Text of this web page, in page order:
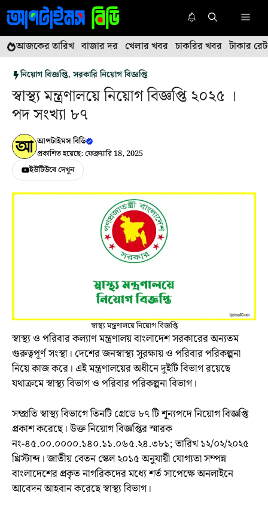
এড়িেয়
লেখায়
যান
মেনু
আজকের তারিখ বাজার দর খেলার খবর চাকরির খবর টাকার রেট
নিয়োগ বিজ্ঞপ্তি,সরকারি নিয়োগ বিজ্ঞপ্তি
স্বাস্থ্য মন্ত্রণালয়ে নিয়োগ বিজ্ঞপ্তি ২০২৫ ।
পদ সংখ্যা ৮৭
আপটাইমস বিডি
প্রকাশিত হয়েছে: ফেব্রুয়ারি 18, 2025
ইউটিউবে দেখুন
স্বাস্থ্য মন্ত্রণালয়ে নিয়োগ বিজ্ঞপ্তি
স্বাস্থ্য ও পরিবার কল্যাণ মন্ত্রণালয় বাংলাদেশ সরকারের অন্যতম
গুরুত্বপূর্ণ সংস্থা। দেশের জনস্বাস্থ্য সুরক্ষায় ও পরিবার পরিকল্পনা
নিয়ে কাজ করে। এই মন্ত্রণালয়ের অধীনে দুইটি বিভাগ রয়েছে
যথাক্রমে স্বাস্থ্য বিভাগ ও পরিবার পরিকল্পনা বিভাগ।
সম্প্রতিস্বাস্থ্য বিভাগেতিনটি গ্রেডে ৮৭ টি শূন্যপদে নিয়োগ বিজ্ঞপ্তি
প্রকাশ করেছে। উক্তনিয়োগবিজ্ঞপ্তির স্মারক
নং-৪৫.০০.০০০০.১৪০.১১.০৬৫.২৪.৩৮১; তারিখ ১২/০২/২০২৫
খ্রিস্টাব্দ। জাতীয় বেতন স্কেল ২০১৫ অনুযায়ী যোগ্যতা সম্পন্ন
বাংলাদেশের প্রকৃত নাগরিকদের মধ্যে শর্ত সাপেক্ষে অনলাইনে
আবেদন আহবান করেছে স্বাস্থ্য বিভাগ।